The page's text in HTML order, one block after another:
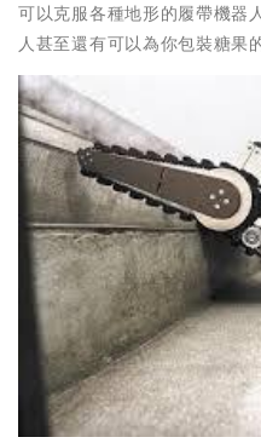
可以克服各種地形的履帶機器
人甚至還有可以為你包裝糖果